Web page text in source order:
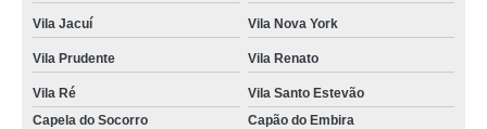
Vila Jacuí Vila Nova York
Vila Prudente Vila Renato
Vila Ré
Vila Santo Estevão
Capela do Socorro
Capão do Embira